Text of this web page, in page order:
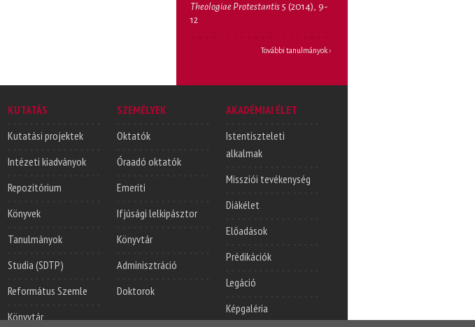
Theologiae Protestantis 5 (2014), 9-
12
További tanulmányok ›
KUTATÁS
Kutatási projektek
Intézeti kiadványok
Repozitórium
Könyvek
Tanulmányok
Studia (SDTP)
Református Szemle
Könyvtár
SZEMÉLYEK
Oktatók
Óraadó oktatók
Emeriti
Ifjúsági lelkipásztor
Könyvtár
Adminisztráció
Doktorok
AKADÉMIAI ÉLET
Istentiszteleti
alkalmak
Missziói tevékenység
Diákélet
Előadások
Prédikációk
Legáció
Képgaléria